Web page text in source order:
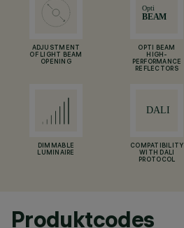
ADJUSTMENT
OF LIGHT BEAM
OPENING
OPTI BEAM
HIGH-
PERFORMANCE
REFLECTORS
DIMMABLE
LUMINAIRE
COMPATIBILITY
WITH DALI
PROTOCOL
Produktcodes